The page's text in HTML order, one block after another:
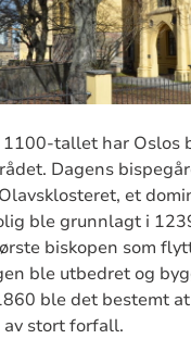
tallet har Oslos
Dagens
et
ble grunnlagt i
biskopen som
ble utbedret og
ble det bestemt
av stort forfall.